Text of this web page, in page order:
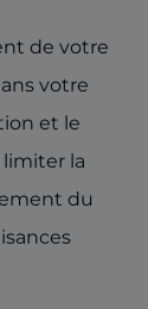
de votre
votre
et le
la
du